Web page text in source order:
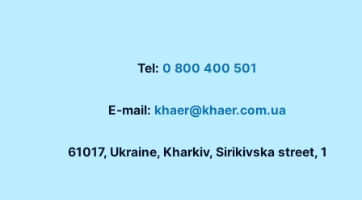
Tel: 0 800 400 501
E-mail: khaer@khaer.com.ua
61017, Ukraine, Kharkiv, Sirikivska street, 1